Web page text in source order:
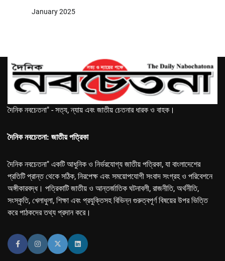
January 2025
দৈনিক নবচেতনা" - সত্য, ন্যায় এবং জাতীয় চেতনার ধারক ও বাহক।
দৈনিক নবচেতনা: জাতীয় পত্রিকা
দৈনিক নবচেতনা" একটি আধুনিক ও নির্ভরযোগ্য জাতীয় পত্রিকা, যা বাংলাদেশের
প্রতিটি প্রান্ত থেকে সঠিক, নিরপেক্ষ এবং সময়োপযোগী সংবাদ সংগ্রহ ও পরিবেশনে
অঙ্গীকারবদ্ধ। পত্রিকাটি জাতীয় ও আন্তর্জাতিক ঘটনাবলী, রাজনীতি, অর্থনীতি,
সংস্কৃতি, খেলাধুলা, শিক্ষা এবং প্রযুক্তিসহ বিভিন্ন গুরুত্বপূর্ণ বিষয়ের উপর ভিত্তি
করে পাঠকদের তথ্য প্রদান করে।